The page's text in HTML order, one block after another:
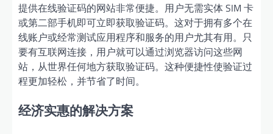
提供在线验证码的网站非常便捷。用户无需实体 SIM 卡
或第二部手机即可立即获取验证码。这对于拥有多个在
线账户或经常测试应用程序和服务的用户尤其有用。只
要有互联网连接，用户就可以通过浏览器访问这些网
站，从世界任何地方获取验证码。这种便捷性使验证过
程更加轻松，并节省了时间。
经济实惠的解决方案